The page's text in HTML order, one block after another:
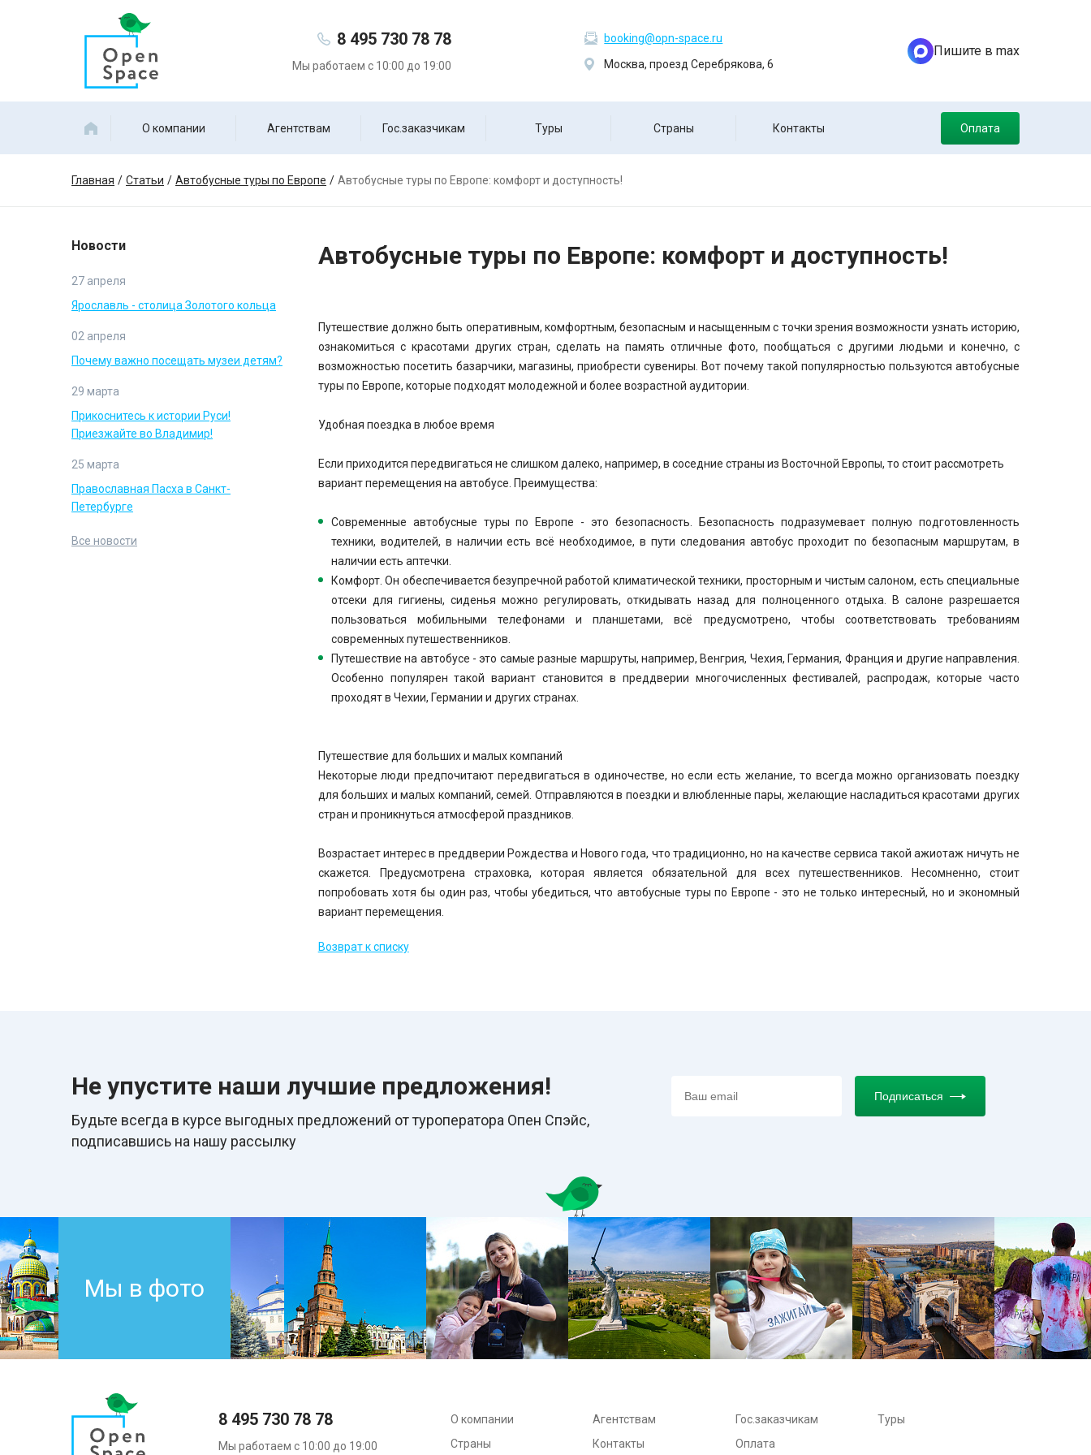
8 495 730 78 78
Мы работаем с 10:00 до 19:00
booking@opn-space.ru
Москва, проезд Серебрякова, 6
Пишите в max
О компании Агентствам Гос.заказчикам Туры Страны Контакты Оплата
Главная Статьи Автобусные туры по Европе Автобусные туры по Европе: комфорт и доступность!
Новости
27 апреля
Ярославль - столица Золотого кольца
02 апреля
Почему важно посещать музеи детям?
29 марта
Прикоснитесь к истории Руси!
Приезжайте во Владимир!
25 марта
Православная Пасха в Санкт-
Петербурге
Все новости
Автобусные туры по Европе: комфорт и доступность!
Путешествие должно быть оперативным, комфортным, безопасным и насыщенным с точки зрения возможности узнать историю,
ознакомиться с красотами других стран, сделать на память отличные фото, пообщаться с другими людьми и конечно, с
возможностью посетить базарчики, магазины, приобрести сувениры. Вот почему такой популярностью пользуются автобусные
туры по Европе, которые подходят молодежной и более возрастной аудитории.
Удобная поездка в любое время
Если приходится передвигаться не слишком далеко, например, в соседние страны из Восточной Европы, то стоит рассмотреть
вариант перемещения на автобусе. Преимущества:
Современные автобусные туры по Европе - это безопасность. Безопасность подразумевает полную подготовленность
техники, водителей, в наличии есть всё необходимое, в пути следования автобус проходит по безопасным маршрутам, в
наличии есть аптечки.
Комфорт. Он обеспечивается безупречной работой климатической техники, просторным и чистым салоном, есть специальные
отсеки для гигиены, сиденья можно регулировать, откидывать назад для полноценного отдыха. В салоне разрешается
пользоваться мобильными телефонами и планшетами, всё предусмотрено, чтобы соответствовать требованиям
современных путешественников.
Путешествие на автобусе - это самые разные маршруты, например, Венгрия, Чехия, Германия, Франция и другие направления.
Особенно популярен такой вариант становится в преддверии многочисленных фестивалей, распродаж, которые часто
проходят в Чехии, Германии и других странах.
Путешествие для больших и малых компаний
Некоторые люди предпочитают передвигаться в одиночестве, но если есть желание, то всегда можно организовать поездку
для больших и малых компаний, семей. Отправляются в поездки и влюбленные пары, желающие насладиться красотами других
стран и проникнуться атмосферой праздников.
Возрастает интерес в преддверии Рождества и Нового года, что традиционно, но на качестве сервиса такой ажиотаж ничуть не
скажется. Предусмотрена страховка, которая является обязательной для всех путешественников. Несомненно, стоит
попробовать хотя бы один раз, чтобы убедиться, что автобусные туры по Европе - это не только интересный, но и экономный
вариант перемещения.
Возврат к списку
Не упустите наши лучшие предложения!
Будьте всегда в курcе выгодных предложений от туроператора Опен Спэйс,
подписавшись на нашу рассылку
Подписаться
Мы в фото
8 495 730 78 78
Мы работаем с 10:00 до 19:00
О компании Агентствам Гос.заказчикам
Туры
Страны
Контакты Оплата